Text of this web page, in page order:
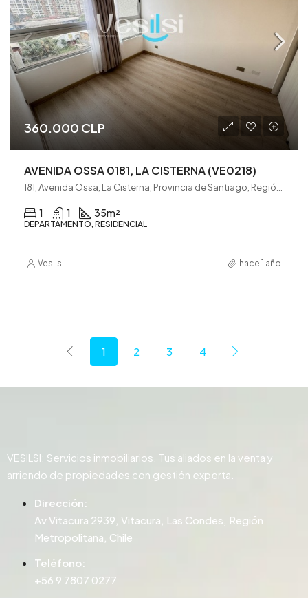
360.000 CLP
AVENIDA OSSA 0181, LA CISTERNA (VE0218)
1 1 35m²
DEPARTAMENTO, RESIDENCIAL
Vesilsi hace 1 año
1 2 3 4
VESILSI: Servicios inmobiliarios. Tus aliados en la venta y
arriendo de propiedades con gestión experta.
Dirección:
Av Vitacura 2939, Vitacura, Las Condes, Región
Metropolitana, Chile
Teléfono:
+56 9 7807 0277